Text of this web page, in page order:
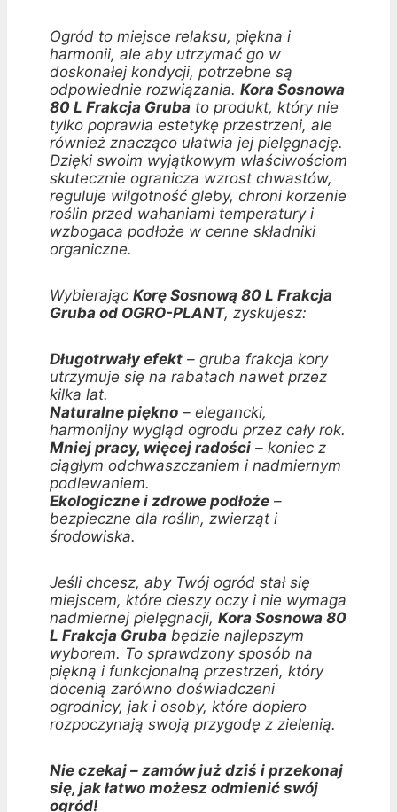
Ogród to miejsce relaksu, piękna i
harmonii, ale aby utrzymać go w
doskonałej kondycji, potrzebne są
odpowiednie rozwiązania. Kora Sosnowa
80 L Frakcja Gruba to produkt, który nie
tylko poprawia estetykę przestrzeni, ale
również znacząco ułatwia jej pielęgnację.
Dzięki swoim wyjątkowym właściwościom
skutecznie ogranicza wzrost chwastów,
reguluje wilgotność gleby, chroni korzenie
roślin przed wahaniami temperatury i
wzbogaca podłoże w cenne składniki
organiczne.
Wybierając Korę Sosnową 80 L Frakcja
Gruba od OGRO-PLANT, zyskujesz:
Długotrwały efekt – gruba frakcja kory
utrzymuje się na rabatach nawet przez
kilka lat.
Naturalne piękno – elegancki,
harmonijny wygląd ogrodu przez cały rok.
Mniej pracy, więcej radości – koniec z
ciągłym odchwaszczaniem i nadmiernym
podlewaniem.
Ekologiczne i zdrowe podłoże –
bezpieczne dla roślin, zwierząt i
środowiska.
Jeśli chcesz, aby Twój ogród stał się
miejscem, które cieszy oczy i nie wymaga
nadmiernej pielęgnacji, Kora Sosnowa 80
L Frakcja Gruba będzie najlepszym
wyborem. To sprawdzony sposób na
piękną i funkcjonalną przestrzeń, który
docenią zarówno doświadczeni
ogrodnicy, jak i osoby, które dopiero
rozpoczynają swoją przygodę z zielenią.
Nie czekaj – zamów już dziś i przekonaj
się, jak łatwo możesz odmienić swój
ogród!